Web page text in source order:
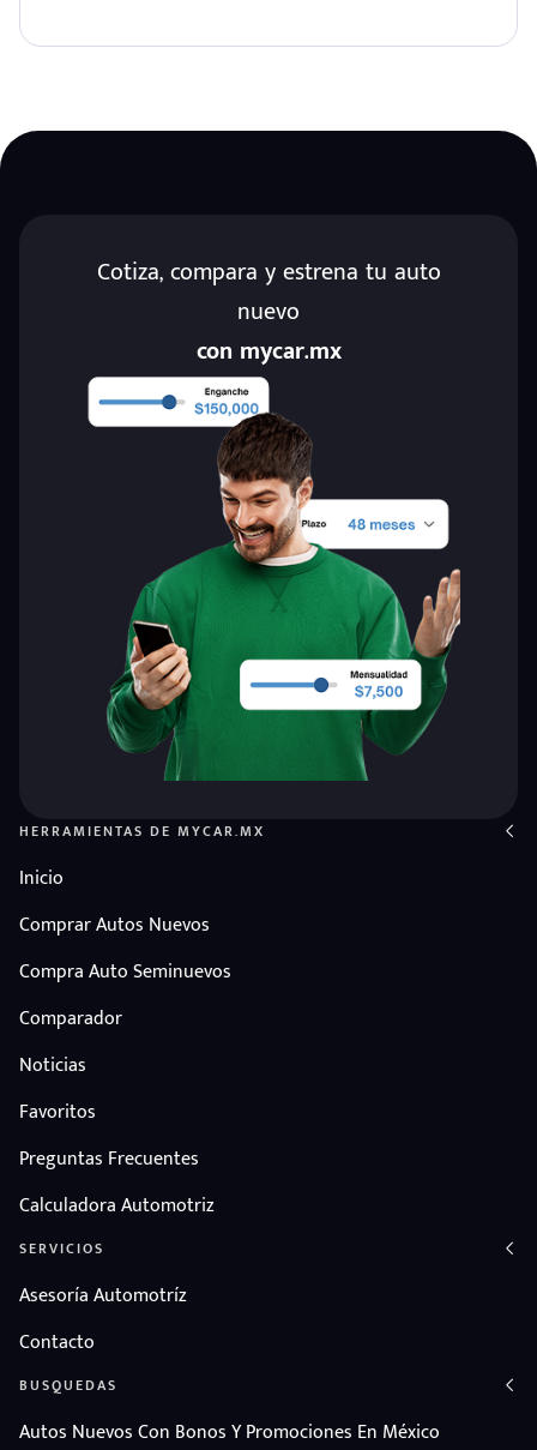
Cotiza, compara y estrena tu auto
nuevo
con mycar.mx
HERRAMIENTAS DE MYCAR.MX
Inicio
Comprar Autos Nuevos
Compra Auto Seminuevos
Comparador
Noticias
Favoritos
Preguntas Frecuentes
Calculadora Automotriz
SERVICIOS
Asesoría Automotríz
Contacto
BUSQUEDAS
Autos Nuevos Con Bonos Y Promociones En México